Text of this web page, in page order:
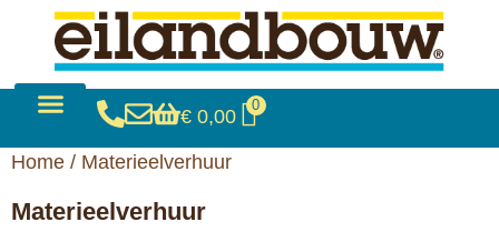
€0,00
0
Home / Materieelverhuur
Materieelverhuur